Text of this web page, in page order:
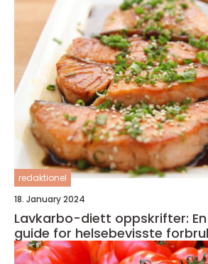
redaktionel
18. January 2024
Lavkarbo-diett oppskrifter:
guide for helsebevisste